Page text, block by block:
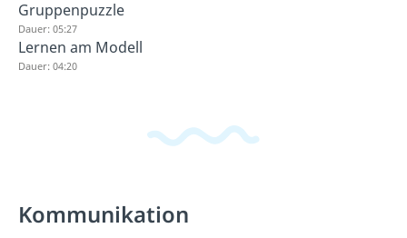
Gruppenpuzzle
Dauer: 05:27
Lernen am Modell
Dauer: 04:20
Kommunikation